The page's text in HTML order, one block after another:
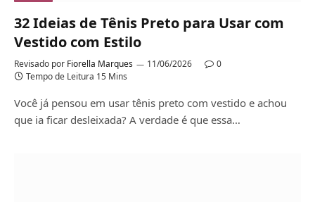
32 Ideias de Tênis Preto para Usar com
Vestido com Estilo
Revisado por Fiorella Marques 11/06/2026
0
Tempo de Leitura 15 Mins
Você já pensou em usar tênis preto com vestido e achou
que ia ficar desleixada? A verdade é que essa…